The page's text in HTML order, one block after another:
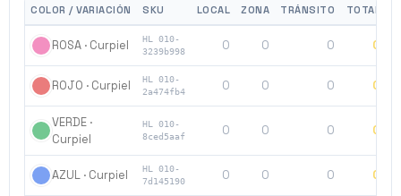
COLOR / VARIACIÓN SKU LOCAL ZONA TRÁNSITO TOTAL
ROSA · Curpiel
HL 010-
3239b998
0 0 0 0
ROJO · Curpiel
HL 010-
2a474fb4
0 0 0 0
VERDE ·
Curpiel
HL 010-
8ced5aaf
0 0 0 0
AZUL · Curpiel
HL 010-
7d145190
0 0 0 0